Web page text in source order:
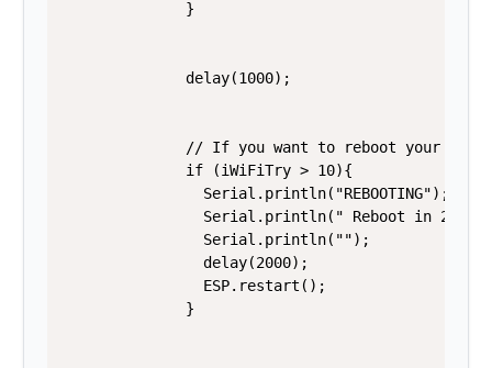
              }
              delay(1000);
// If you want to reboot your
              if (iWiFiTry > 10){
                Serial.println("REBOOTING");
Serial.println(" Reboot in 2
                Serial.println("");
                delay(2000);
                ESP.restart();
              }